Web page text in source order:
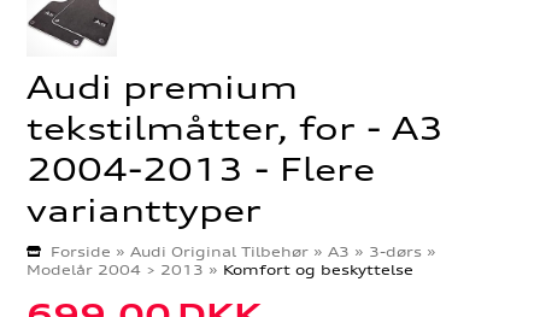
Audi premium
tekstilmåtter, for - A3
2004-2013 - Flere
varianttyper
Forside »Audi Original Tilbehør »A3 » 3-dørs »
Modelår 2004 > 2013 » Komfort og beskyttelse